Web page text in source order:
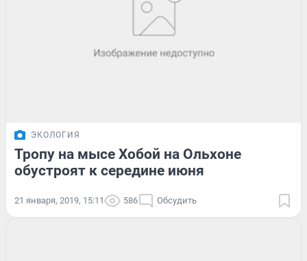
ЭКОЛОГИЯ
Тропу на мысе Хобой на Ольхоне
обустроят к середине июня
21 января, 2019, 15:11 586 Обсудить